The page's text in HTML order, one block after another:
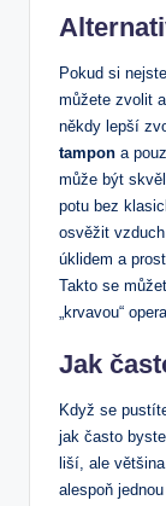
Pokud si
můžete zvolit
někdy lepší
tampon a
může být
potu bez
osvěžit
úklidem a
Takto se
„krvavou“
Jak
Když se
jak často
liší, ale
alespoň